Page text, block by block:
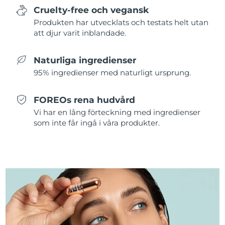
Cruelty-free och vegansk
Produkten har utvecklats och testats helt utan
att djur varit inblandade.
Naturliga ingredienser
95% ingredienser med naturligt ursprung.
FOREOs rena hudvård
Vi har en lång förteckning med ingredienser
som inte får ingå i våra produkter.
Slovakien Förväntad leverans12/8/26
Sydafrika Förväntad leverans
Sydkorea
Spanien Förväntad leverans12/8/26
Taiwan Förväntad leverans
Thailand Förväntad leverans